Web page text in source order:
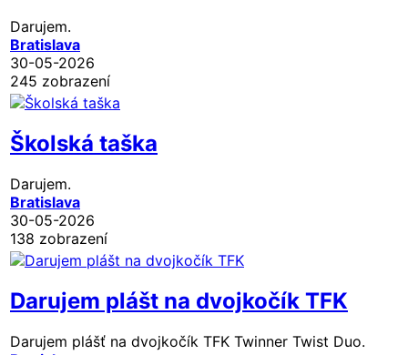
Darujem.
Bratislava
30-05-2026
245 zobrazení
Školská taška
Darujem.
Bratislava
30-05-2026
138 zobrazení
Darujem plášt na dvojkočík TFK
Darujem plášť na dvojkočík TFK Twinner Twist Duo.